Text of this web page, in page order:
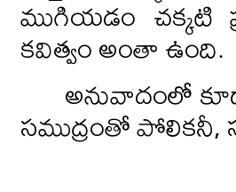
ముగియడం చక్కటి
కవిత్వం అంతా ఉంది.
అనువాదంలో
సముద్రంతో పోలికనీ,